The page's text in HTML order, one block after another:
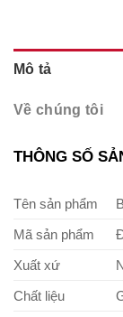
Mô tả
Về chúng tôi
THÔNG SỐ
Tên sản phẩm
Mã sản phẩm
Xuất xứ
Chất liệu